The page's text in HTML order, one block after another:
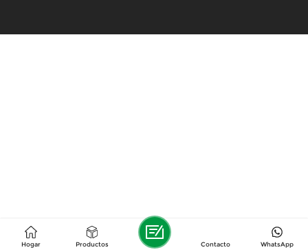
Hogar Productos WhatsApp
Contacto